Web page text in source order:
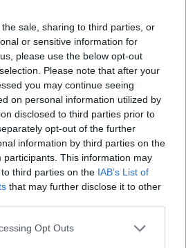
sale, sharing to third parties, or
or sensitive information for
please use the below opt-out
Please note that after your
you may continue seeing
on personal information utilized by
disclosed to third parties prior to
opt-out of the further
information by third parties on the
participants. This information may
third parties on the IAB’s List of
that may further disclose it to other
Opt Outs
kelt el egy jótékonysági
ma is két hazai